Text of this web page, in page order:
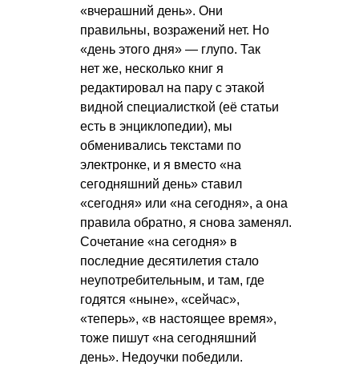
«вчерашний день». Они
правильны, возражений нет. Но
«день этого дня» — глупо. Так
нет же, несколько книг я
редактировал на пару с этакой
видной специалисткой (её статьи
есть в энциклопедии), мы
обменивались текстами по
электронке, и я вместо «на
сегодняшний день» ставил
«сегодня» или «на сегодня», а она
правила обратно, я снова заменял.
Сочетание «на сегодня» в
последние десятилетия стало
неупотребительным, и там, где
годятся «ныне», «сейчас»,
«теперь», «в настоящее время»,
тоже пишут «на сегодняшний
день». Недоучки победили.